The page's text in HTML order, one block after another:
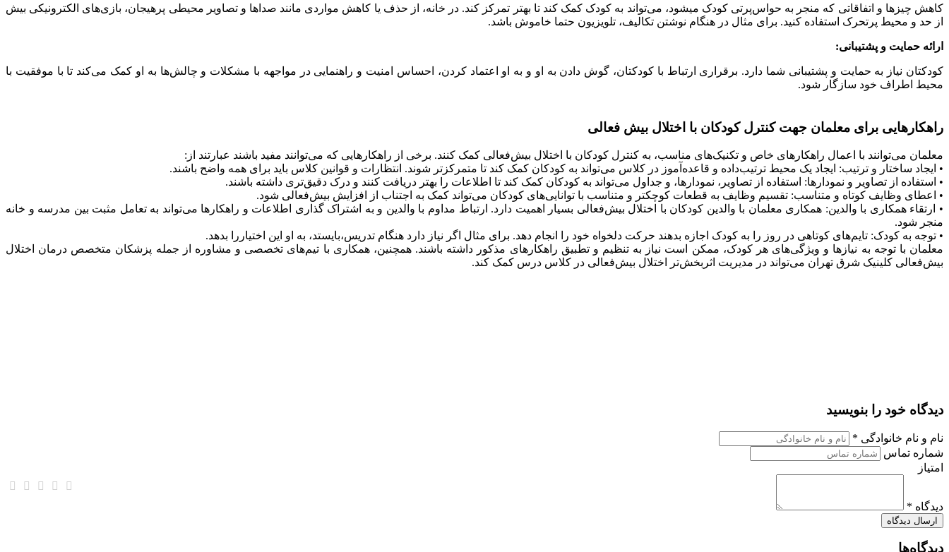
کاهش چیزها و اتفاقاتی که منجر به حواس‌پرتی کودک میشود، می‌تواند به کودک کمک کند تا بهتر تمرکز کند. در خانه، از حذف یا کاهش مواردی مانند صداها و تصاویر محیطی پرهیجان، بازی‌های الکترونیکی بیش
از حد و محیط پرتحرک استفاده کنید. برای مثال در هنگام نوشتن تکالیف، تلویزیون حتما خاموش باشد.
ارائه حمایت و پشتیبانی:
کودکتان نیاز به حمایت و پشتیبانی شما دارد. برقراری ارتباط با کودکتان، گوش دادن به او و به او اعتماد کردن، احساس امنیت و راهنمایی در مواجهه با مشکلات و چالش‌ها به او کمک می‌کند تا با موفقیت با
محیط اطراف خود سازگار شود.
راهکارهایی برای معلمان جهت کنترل کودکان با اختلال بیش فعالی
معلمان می‌توانند با اعمال راهکارهای خاص و تکنیک‌های مناسب، به کنترل کودکان با اختلال بیش‌فعالی کمک کنند. برخی از راهکارهایی که می‌توانند مفید باشند عبارتند از:
• ایجاد ساختار و ترتیب: ایجاد یک محیط ترتیب‌داده و قاعده‌آموز در کلاس می‌تواند به کودکان کمک کند تا متمرکزتر شوند. انتظارات و قوانین کلاس باید برای همه واضح باشند.
• استفاده از تصاویر و نمودارها: استفاده از تصاویر، نمودارها، و جداول می‌تواند به کودکان کمک کند تا اطلاعات را بهتر دریافت کنند و درک دقیق‌تری داشته باشند.
• اعطای وظایف کوتاه و متناسب: تقسیم وظایف به قطعات کوچکتر و متناسب با توانایی‌های کودکان می‌تواند کمک به اجتناب از افزایش بیش‌فعالی شود.
• ارتقاء همکاری با والدین: همکاری معلمان با والدین کودکان با اختلال بیش‌فعالی بسیار اهمیت دارد. ارتباط مداوم با والدین و به اشتراک گذاری اطلاعات و راهکارها می‌تواند به تعامل مثبت بین مدرسه و خانه
منجر شود.
• توجه به کودک: تایم‌های کوتاهی در روز را به کودک اجازه بدهند حرکت دلخواه خود را انجام دهد. برای مثال اگر نیاز دارد هنگام تدریس،بایستد، به او این اختیاررا بدهد.
معلمان با توجه به نیازها و ویژگی‌های هر کودک، ممکن است نیاز به تنظیم و تطبیق راهکارهای مذکور داشته باشند. همچنین، همکاری با تیم‌های تخصصی و مشاوره از جمله پزشکان متخصص درمان اختلال
بیش‌فعالی کلینیک شرق تهران می‌تواند در مدیریت اثربخش‌تر اختلال بیش‌فعالی در کلاس درس کمک کند.
دیدگاه خود را بنویسید
نام و نام خانوادگی *
شماره تماس
امتیاز
دیدگاه *
دیدگاه‌ها